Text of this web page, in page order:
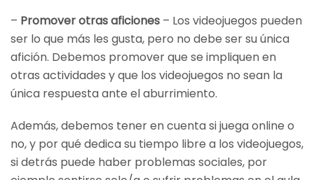
– Promover otras aficiones – Los videojuegos pueden
ser lo que más les gusta, pero no debe ser su única
afición. Debemos promover que se impliquen en
otras actividades y que los videojuegos no sean la
única respuesta ante el aburrimiento.
Además, debemos tener en cuenta si juega online o
no, y por qué dedica su tiempo libre a los videojuegos,
si detrás puede haber problemas sociales, por